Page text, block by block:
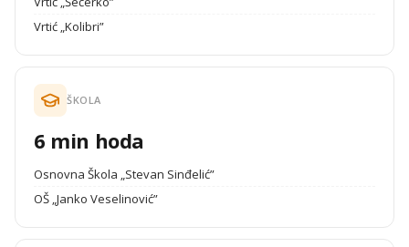
Vrtić „Kolibri”
ŠKOLA
6 min hoda
Osnovna Škola „Stevan Sinđelić”
OŠ „Janko Veselinović”